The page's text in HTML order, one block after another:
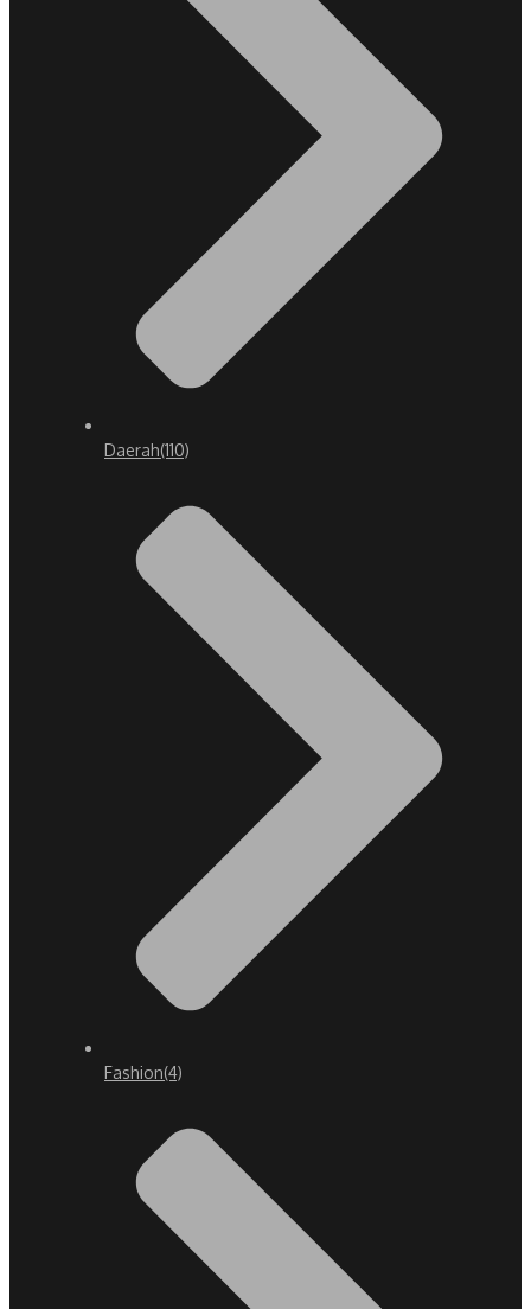
Daerah(110)
Fashion(4)